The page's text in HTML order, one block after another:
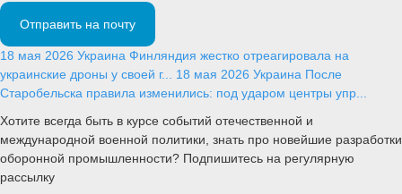
Отправить на почту
18 мая 2026 Украина Финляндия жестко отреагировала на
украинские дроны у своей г... 18 мая 2026 Украина После
Старобельска правила изменились: под ударом центры упр...
Хотите всегда быть в курсе событий отечественной и
международной военной политики, знать про новейшие разработки
оборонной промышленности? Подпишитесь на регулярную
рассылку